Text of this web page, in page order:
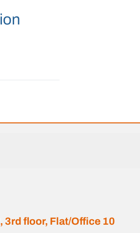
3rd floor, Flat/Office 10